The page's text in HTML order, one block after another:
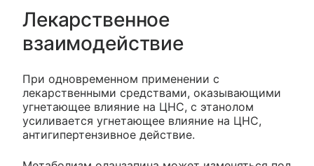
Лекарственное
взаимодействие
При одновременном применении с
лекарственными средствами, оказывающими
угнетающее влияние на ЦНС, с этанолом
усиливается угнетающее влияние на ЦНС,
антигипертензивное действие.